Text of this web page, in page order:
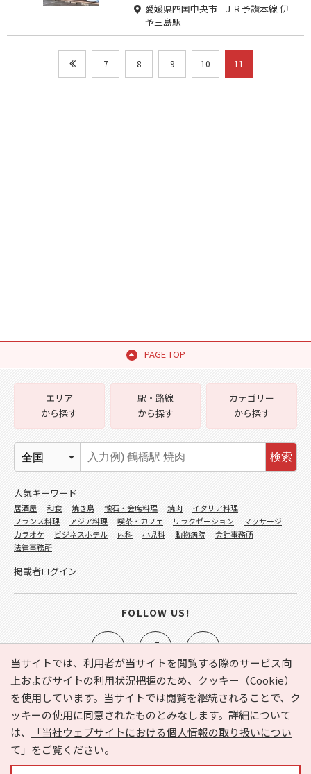
愛媛県四国中央市 ＪＲ予讃本線 伊
予三島駅
7 8 9 10 11
PAGE TOP
当サイトでは、利用者が当サイトを閲覧する際のサービス向
上およびサイトの利用状況把握のため、クッキー（Cookie）
を使用しています。当サイトでは閲覧を継続されることで、ク
ッキーの使用に同意されたものとみなします。詳細について
は、
「当社ウェブサイトにおける個人情報の取り扱いについ
て」 をご覧ください。
e-NAVITA（イーナビタ）とは？ お気に入り
ヘルプ
利用規約
個人情報の取り扱いについて
運営会社
サイトマップ
広告掲載に関するお問い合わせ
エリア
から探す
駅・路線
から探す
カテゴリー
から探す
検索
人気キーワード
居酒屋 和食 焼き鳥 懐石・会席料理 焼肉
イタリア料理
フランス料理
アジア料理 喫茶・カフェ リラクゼーション
マッサージ
カラオケ
ビジネスホテル 内科 小児科 動物病院
会計事務所
法律事務所
掲載者ログイン
FOLLOW US!